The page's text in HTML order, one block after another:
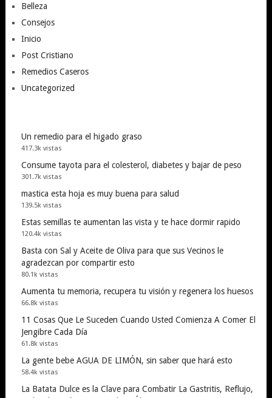
Belleza
Consejos
Inicio
Post Cristiano
Remedios Caseros
Uncategorized
Un remedio para el higado graso
417.3k vistas
Consume tayota para el colesterol, diabetes y bajar de peso
301.7k vistas
mastica esta hoja es muy buena para salud
139.5k vistas
Estas semillas te aumentan las vista y te hace dormir rapido
120.4k vistas
Basta con Sal y Aceite de Oliva para que sus Vecinos le
agradezcan por compartir esto
80.1k vistas
Aumenta tu memoria, recupera tu visión y regenera los huesos
66.8k vistas
11 Cosas Que Le Suceden Cuando Usted Comienza A Comer El
Jengibre Cada Día
61.8k vistas
La gente bebe AGUA DE LIMÓN, sin saber que hará esto
58.4k vistas
La Batata Dulce es la Clave para Combatir La Gastritis, Reflujo,